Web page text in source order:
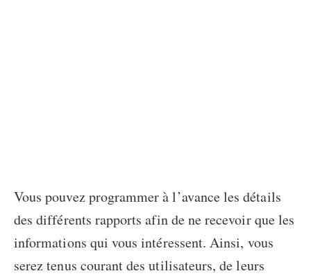
Vous pouvez programmer à l’avance les détails
des différents rapports afin de ne recevoir que les
informations qui vous intéressent. Ainsi, vous
serez tenus courant des utilisateurs, de leurs